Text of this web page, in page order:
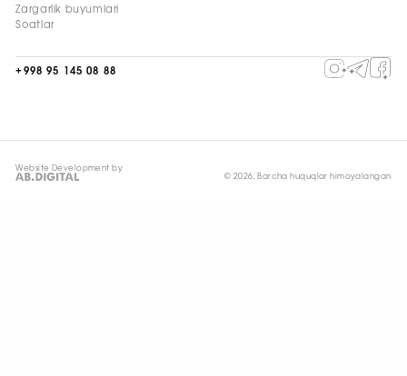
Zargarlik buyumlari
Soatlar
+998 95 145 08 88
Website Development by
© 2026, Barcha huquqlar himoyalangan